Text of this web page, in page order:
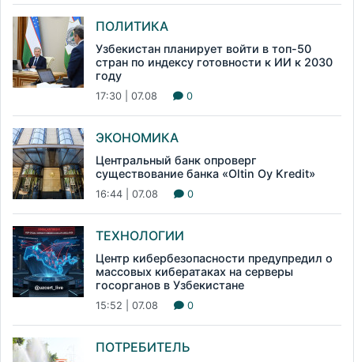
ПОЛИТИКА
Узбекистан планирует войти в топ-50
стран по индексу готовности к ИИ к 2030
году
17:30 | 07.08 0
ЭКОНОМИКА
Центральный банк опроверг
существование банка «Oltin Oy Kredit»
16:44 | 07.08 0
ТЕХНОЛОГИИ
Центр кибербезопасности предупредил о
массовых кибератаках на серверы
госорганов в Узбекистане
15:52 | 07.08 0
ПОТРЕБИТЕЛЬ